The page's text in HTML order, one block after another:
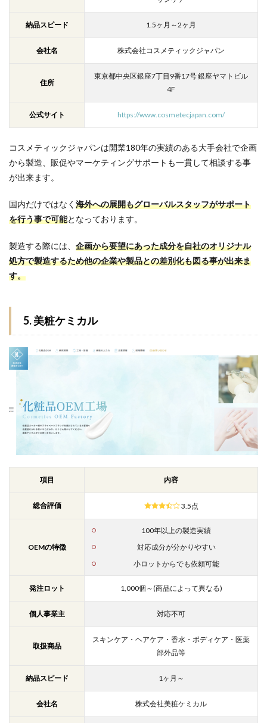
納品スピード 1.5ヶ月～2ヶ月
会社名 株式会社コスメティックジャパン
住所
東京都中央区銀座7丁目9番17号 銀座ヤマトビル
4F
公式サイト https://www.cosmetecjapan.com/
コスメティックジャパンは開業180年の実績のある大手会社で企画
から製造、販促やマーケティングサポートも一貫して相談する事
が出来ます。
国内だけではなく 海外への展開もグローバルスタッフがサポート
を行う事で可能となっております。
製造する際には、 企画から要望にあった成分を自社のオリジナル
処方で製造するため他の企業や製品との差別化も図る事が出来ま
す。
5. 美粧ケミカル
項目 内容
総合評価 3.5点
OEMの特徴
100年以上の製造実績
対応成分が分かりやすい
小ロットからでも依頼可能
発注ロット 1,000個～(商品によって異なる)
個人事業主 対応不可
取扱商品
スキンケア・ヘアケア・香水・ボディケア・医薬
部外品等
納品スピード 1ヶ月～
会社名 株式会社美粧ケミカル